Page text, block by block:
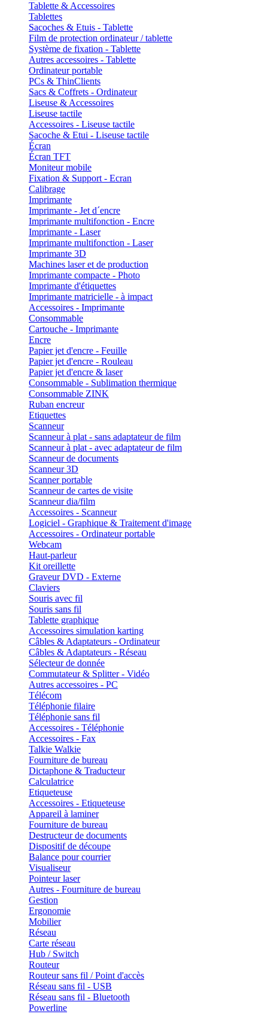
Tablette & Accessoires
Tablettes
Sacoches & Etuis - Tablette
Film de protection ordinateur / tablette
Système de fixation - Tablette
Autres accessoires - Tablette
Ordinateur portable
PCs & ThinClients
Sacs & Coffrets - Ordinateur
Liseuse & Accessoires
Liseuse tactile
Accessoires - Liseuse tactile
Sacoche & Etui - Liseuse tactile
Écran
Écran TFT
Moniteur mobile
Fixation & Support - Ecran
Calibrage
Imprimante
Imprimante - Jet d´encre
Imprimante multifonction - Encre
Imprimante - Laser
Imprimante multifonction - Laser
Imprimante 3D
Machines laser et de production
Imprimante compacte - Photo
Imprimante d'étiquettes
Imprimante matricielle - à impact
Accessoires - Imprimante
Consommable
Cartouche - Imprimante
Encre
Papier jet d'encre - Feuille
Papier jet d'encre - Rouleau
Papier jet d'encre & laser
Consommable - Sublimation thermique
Consommable ZINK
Ruban encreur
Etiquettes
Scanneur
Scanneur à plat - sans adaptateur de film
Scanneur à plat - avec adaptateur de film
Scanneur de documents
Scanneur 3D
Scanner portable
Scanneur de cartes de visite
Scanneur dia/film
Accessoires - Scanneur
Logiciel - Graphique & Traitement d'image
Accessoires - Ordinateur portable
Webcam
Haut-parleur
Kit oreillette
Graveur DVD - Externe
Claviers
Souris avec fil
Souris sans fil
Tablette graphique
Accessoires simulation karting
Câbles & Adaptateurs - Ordinateur
Câbles & Adaptateurs - Réseau
Sélecteur de donnée
Commutateur & Splitter - Vidéo
Autres accessoires - PC
Télécom
Téléphonie filaire
Téléphonie sans fil
Accessoires - Téléphonie
Accessoires - Fax
Talkie Walkie
Fourniture de bureau
Dictaphone & Traducteur
Calculatrice
Etiqueteuse
Accessoires - Etiqueteuse
Appareil à laminer
Fourniture de bureau
Destructeur de documents
Dispositif de découpe
Balance pour courrier
Visualiseur
Pointeur laser
Autres - Fourniture de bureau
Gestion
Ergonomie
Mobilier
Réseau
Carte réseau
Hub / Switch
Routeur
Routeur sans fil / Point d'accès
Réseau sans fil - USB
Réseau sans fil - Bluetooth
Powerline